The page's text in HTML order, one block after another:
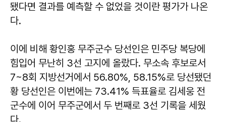
됐다면 결과를 예측할 수 없었을 것이란 평가가 나온
다.
이에 비해 황인홍 무주군수 당선인은 민주당 복당에
힘입어 무난히 3선 고지에 올랐다. 무소속 후보로서
7~8회 지방선거에서 56.80%, 58.15%로 당선됐던
황 당선인은 이번에는 73.41% 득표율로 김세웅 전
군수에 이어 무주군에서 두 번째로 3선 기록을 세웠
다.